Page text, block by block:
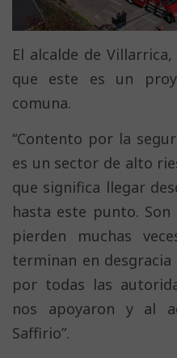
El alcalde de
que este es un
comuna.
“Contento por la
es un sector de alto
que significa llegar
hasta este punto.
pierden muchas
terminan en
por todas las
nos apoyaron y al
Saffirio”.